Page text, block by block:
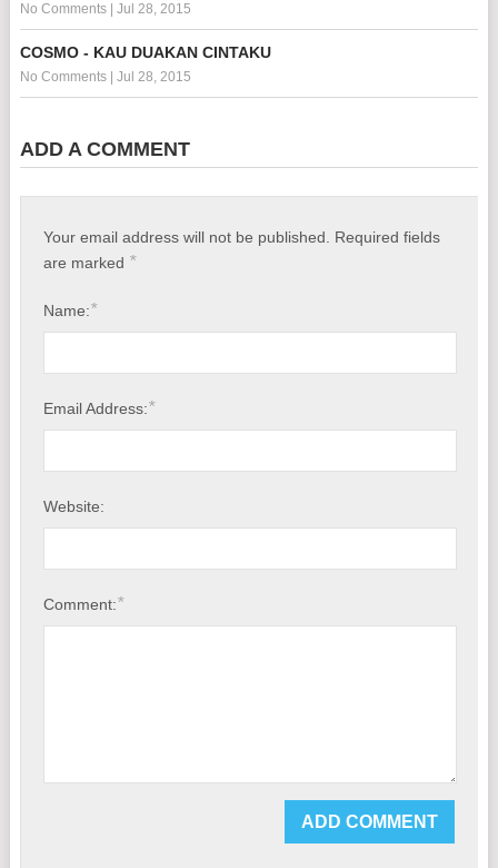
No Comments| Jul 28, 2015
COSMO - KAU DUAKAN CINTAKU
No Comments| Jul 28, 2015
ADD A COMMENT
Your email address will not be published.
Required fields
are marked *
Name:*
Email Address:*
Website:
Comment:*